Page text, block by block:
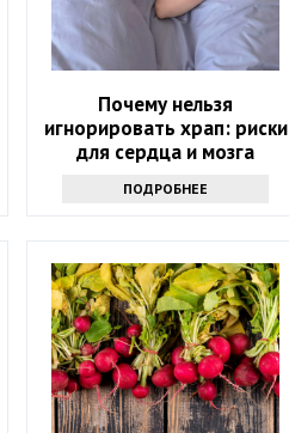
Почему нельзя
игнорировать храп: риски
для сердца и мозга
ПОДРОБНЕЕ